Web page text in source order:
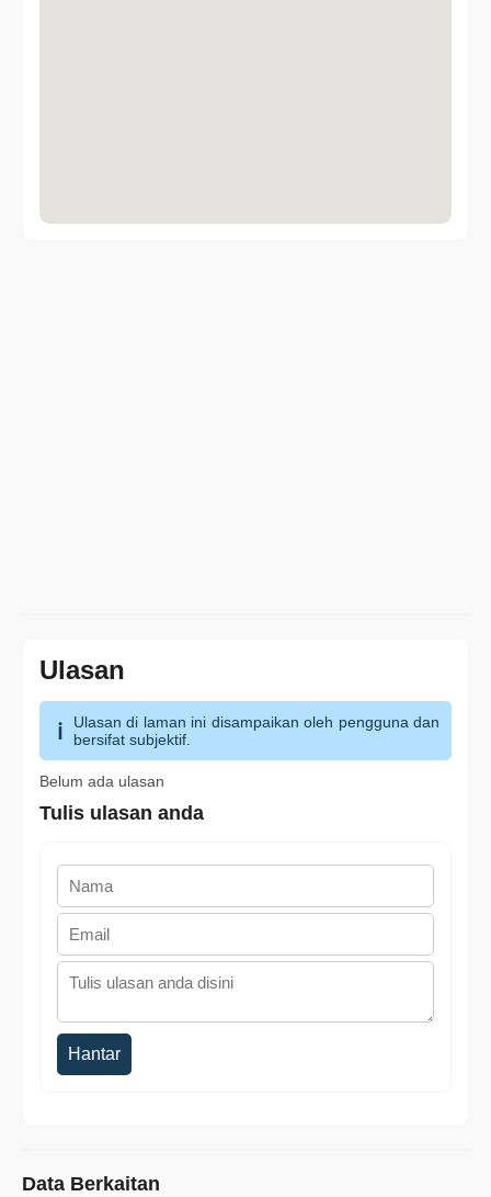
Ulasan
Ulasan di laman ini disampaikan oleh pengguna dan
bersifat subjektif.
Belum ada ulasan
Tulis ulasan anda
Hantar
Data Berkaitan